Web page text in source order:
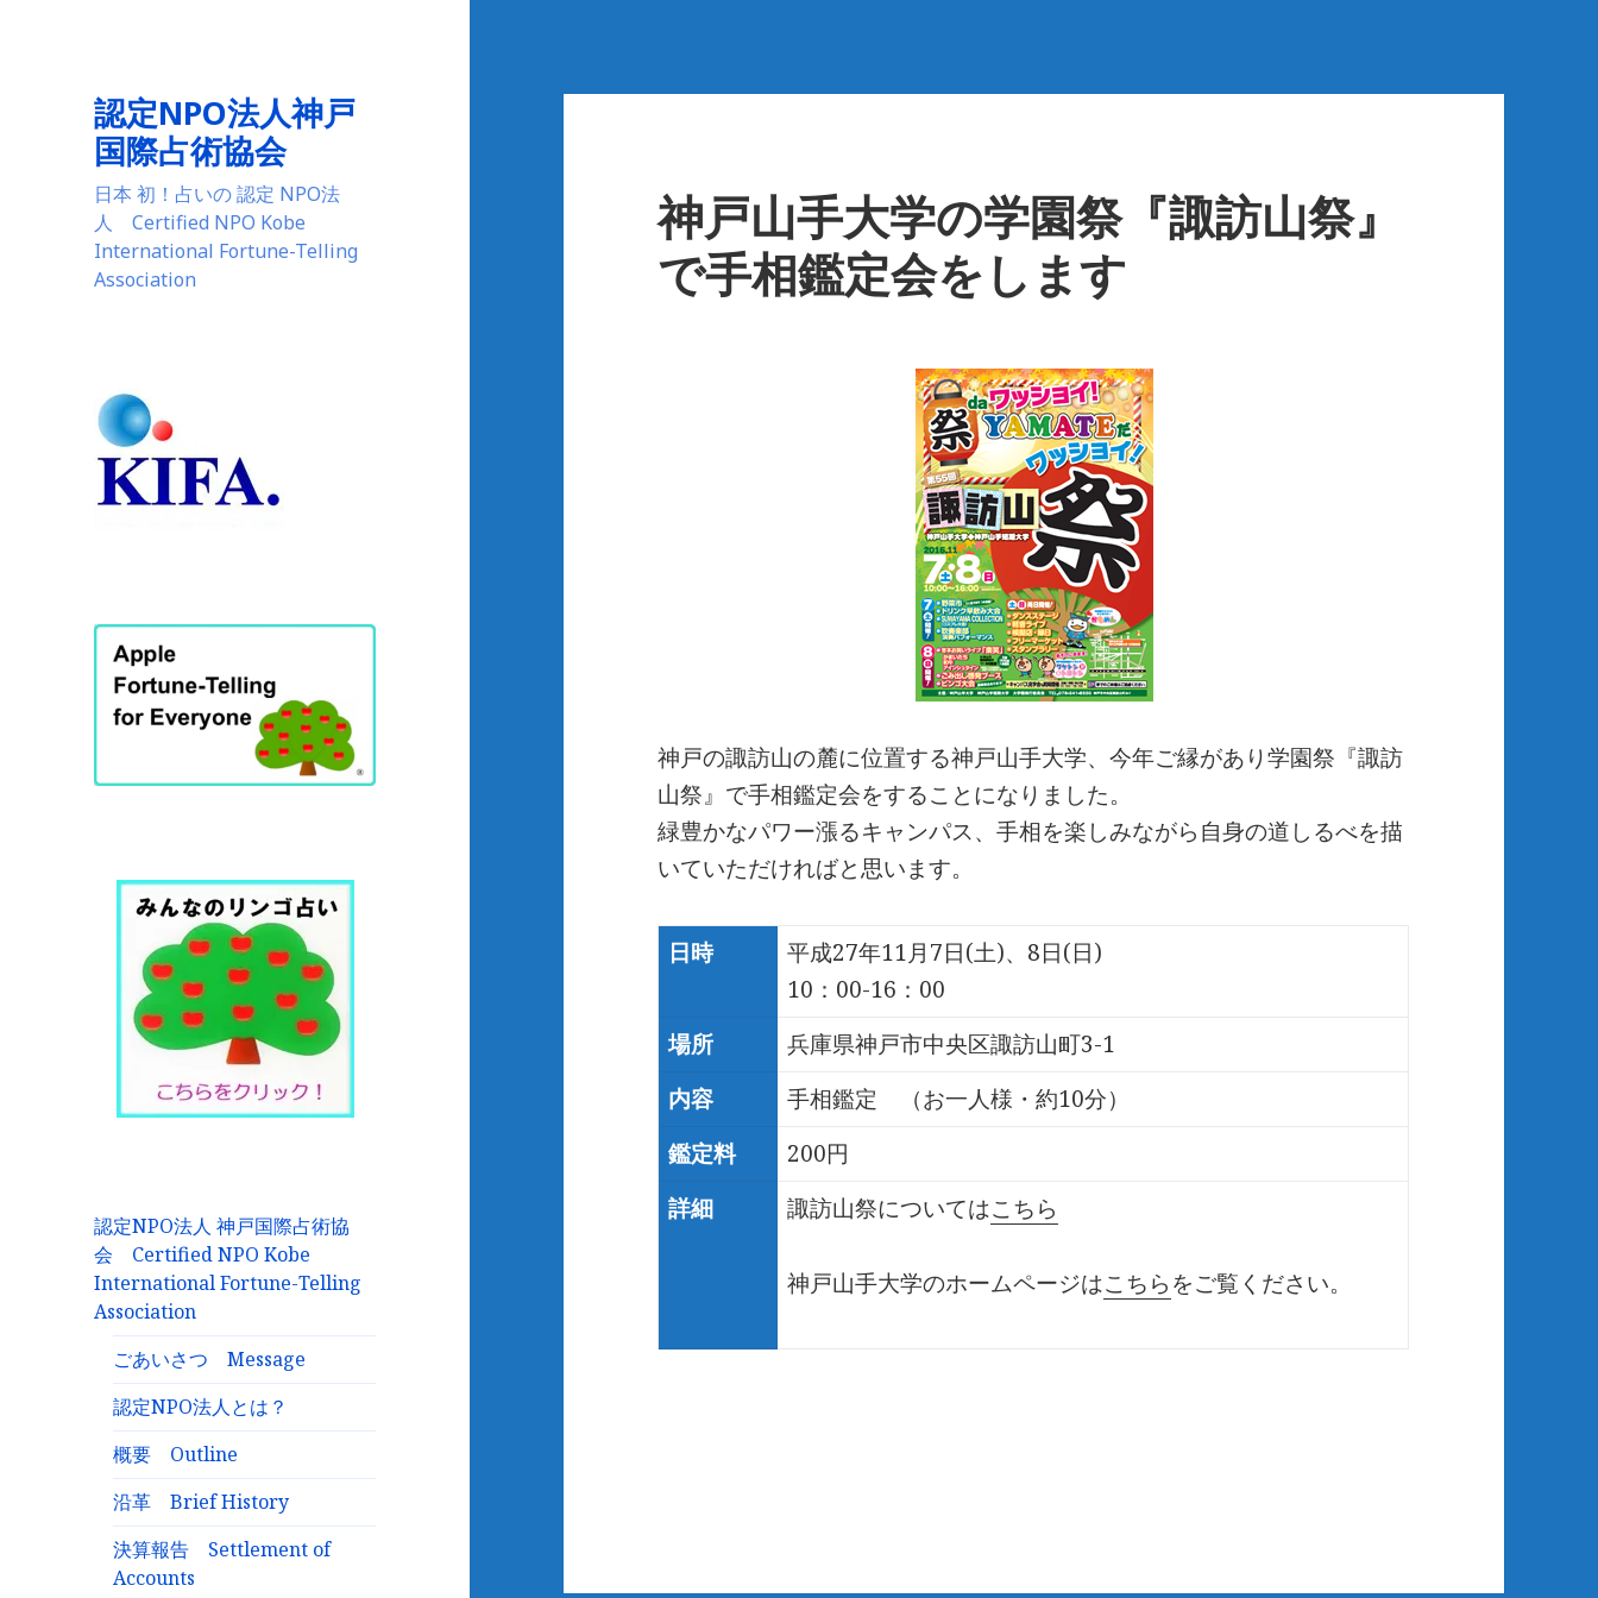
認定NPO法人神戸
国際占術協会
日本 初！占いの 認定 NPO法
人 Certified NPO Kobe
International Fortune-Telling
Association
認定NPO法人 神戸国際占術協
会 Certified NPO Kobe
International Fortune-Telling
Association
ごあいさつ Message
認定NPO法人とは？
概要 Outline
沿革 Brief History
決算報告 Settlement of
Accounts
神戸山手大学の学園祭『諏訪山祭』
で手相鑑定会をします
神戸の諏訪山の麓に位置する神戸山手大学、今年ご縁があり学園祭『諏訪
山祭』で手相鑑定会をすることになりました。
緑豊かなパワー漲るキャンパス、手相を楽しみながら自身の道しるべを描
いていただければと思います。
日時
平成27年11月7日(土)、8日(日)
10：00-16：00
場所
兵庫県神戸市中央区諏訪山町3-1
内容
手相鑑定 （お一人様・約10分）
鑑定料
200円
詳細
諏訪山祭についてはこちら
神戸山手大学のホームページはこちらをご覧ください。